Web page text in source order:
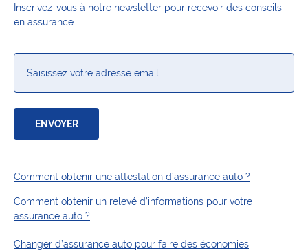
Inscrivez-vous à notre newsletter pour recevoir des conseils
en assurance.
Email
Comment obtenir une attestation d’assurance auto ?
Comment obtenir un relevé d’informations pour votre
assurance auto ?
Changer d’assurance auto pour faire des économies